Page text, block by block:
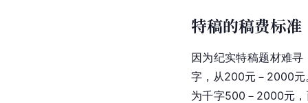
特稿的稿费标准
因为纪实特稿题材难
字，从200元－2000元
为千字500－2000元